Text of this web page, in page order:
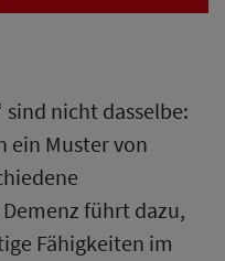
sind nicht dasselbe:
ein Muster von
führt dazu,
Fähigkeiten im